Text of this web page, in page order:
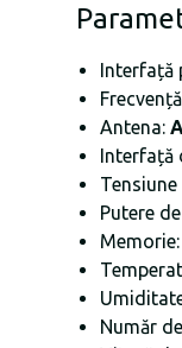
Interfață
Antena:
Interfață
Putere
Memorie:
Număr